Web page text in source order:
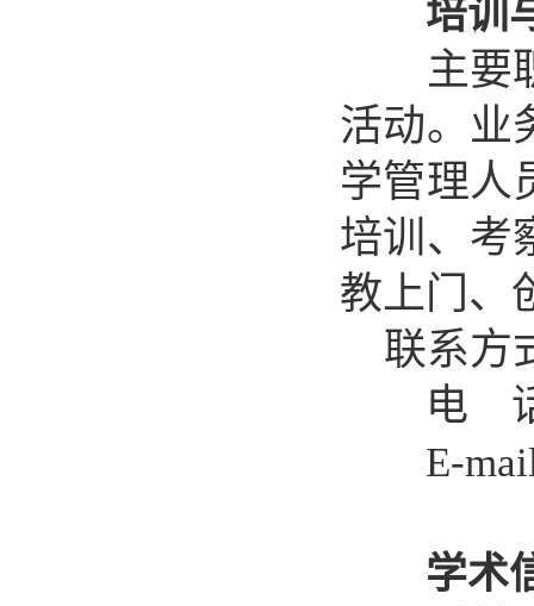
培训
主要
活动。业
学管理人
培训、考
教上门 、
联系方
电
E-
学术